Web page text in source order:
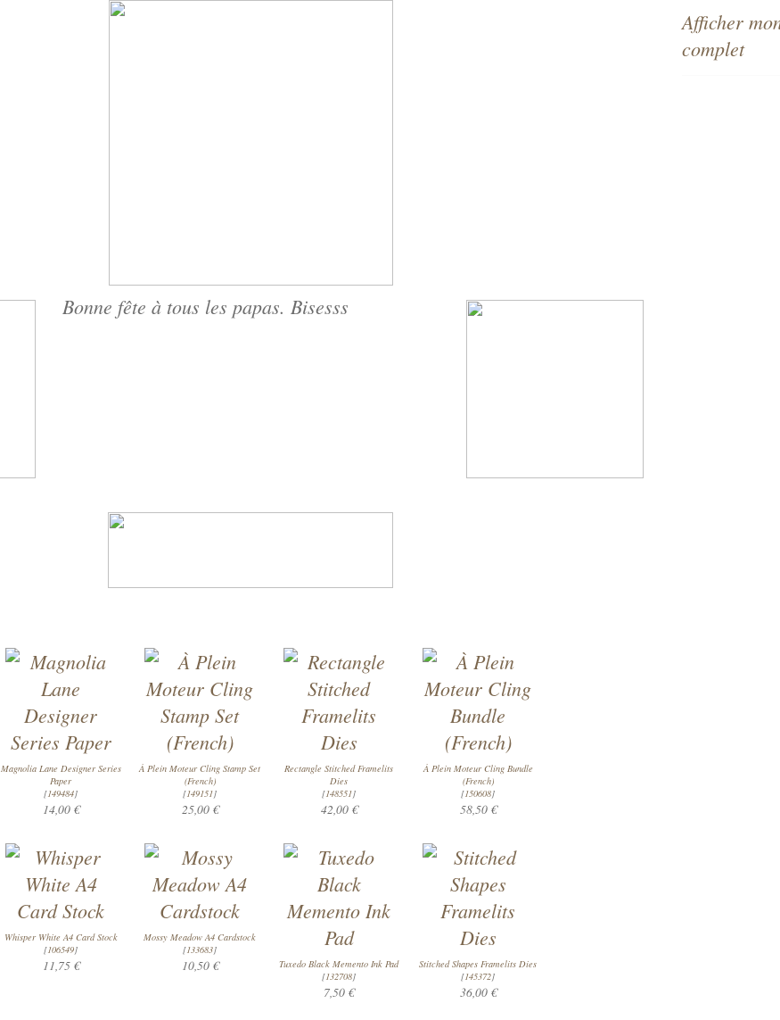
Bonne fête à tous les papas. Bisesss
Magnolia Lane Designer Series
Paper
[149484]
14,00 €
À Plein Moteur Cling Stamp Set
(French)
[149151]
25,00 €
Rectangle Stitched Framelits
Dies
[148551]
42,00 €
À Plein Moteur Cling Bundle
(French)
[150608]
58,50 €
Whisper White A4 Card Stock
[106549]
11,75 €
Mossy Meadow A4 Cardstock
[133683]
10,50 €
Tuxedo Black Memento Ink Pad
[132708]
7,50 €
Stitched Shapes Framelits Dies
[145372]
36,00 €
Afficher
complet